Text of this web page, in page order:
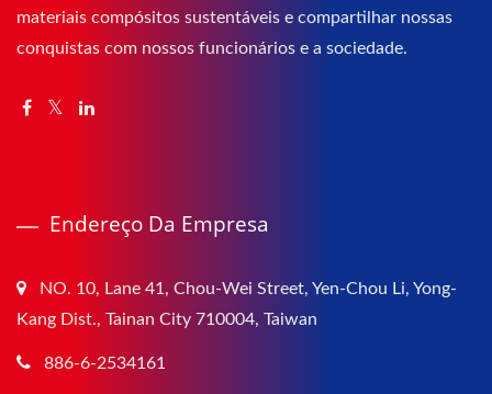
materiais compósitos sustentáveis e compartilhar nossas
conquistas com nossos funcionários e a sociedade.
Endereço Da Empresa
NO. 10, Lane 41, Chou-Wei Street, Yen-Chou Li, Yong-
Kang Dist., Tainan City 710004, Taiwan
886-6-2534161